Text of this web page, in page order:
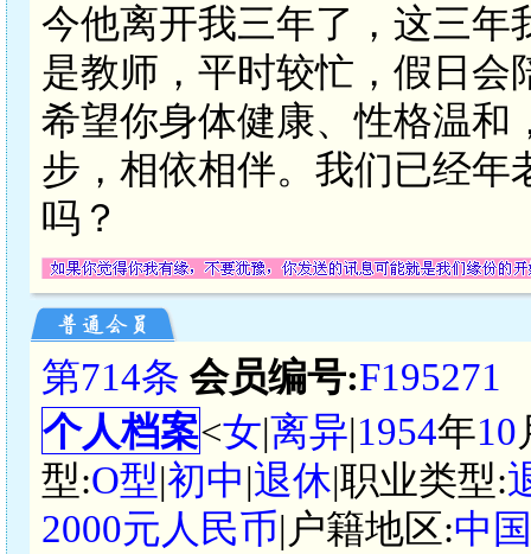
今他离开我三年了，这三年
是教师，平时较忙，假日会
希望你身体健康、性格温和
步，相依相伴。我们已经年
吗？
第714条 会员编号:F195271
个人档案<女|离异|1954年10
型:O型|初中|退休|职业类型:
2000元人民币|户籍地区:中